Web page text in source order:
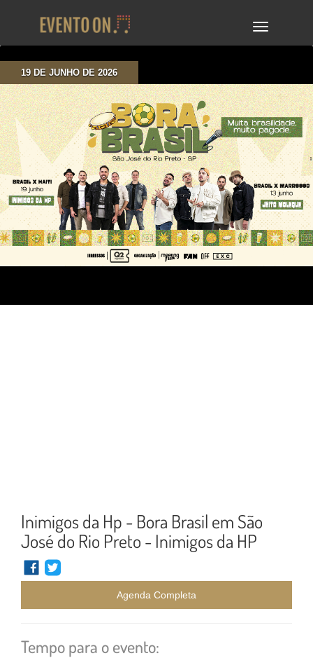
TOGGLE
19 DE JUNHO DE 2026
Inimigos da Hp - Bora Brasil em São
José do Rio Preto - Inimigos da HP
Agenda Completa
Tempo para o evento: